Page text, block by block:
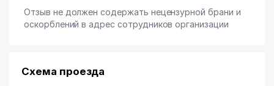
Отзыв не должен содержать нецензурной брани и
оскорблений в адрес сотрудников организации
Схема проезда